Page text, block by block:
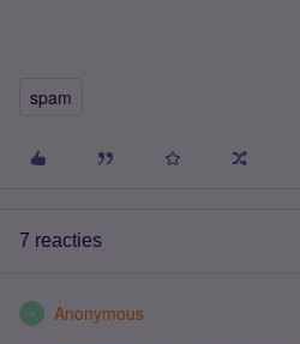
spam
7 reacties
A Anonymous